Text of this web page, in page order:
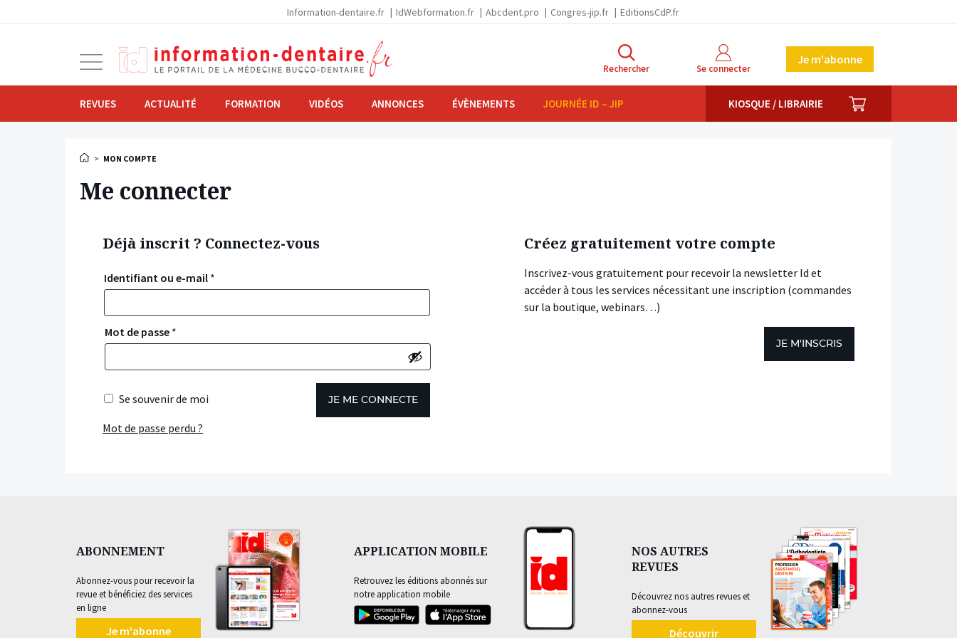
Information-dentaire.fr IdWebformation.fr Abcdent.pro Congres-jip.fr EditionsCdP.fr
navigation
Rechercher Se connecter
Je m'abonne
REVUES ACTUALITÉ FORMATION VIDÉOS ANNONCES ÉVÈNEMENTS JOURNÉE ID – JIP KIOSQUE / LIBRAIRIE PANIER
> MON COMPTE
Me connecter
Déjà inscrit ? Connectez-vous
Identifiant ou e-mail *
Mot de passe *
Se souvenir de moi JE ME CONNECTE
Mot de passe perdu ?
Créez gratuitement votre compte
Inscrivez-vous gratuitement pour recevoir la newsletter Id et
accéder à tous les services nécessitant une inscription (commandes
sur la boutique, webinars…)
JE M'INSCRIS
ABONNEMENT
Abonnez-vous pour recevoir la
revue et bénéficiez des services
en ligne
Je m'abonne
APPLICATION MOBILE
Retrouvez les éditions abonnés sur
notre application mobile
NOS AUTRES
REVUES
Découvrez nos autres revues et
abonnez-vous
Découvrir